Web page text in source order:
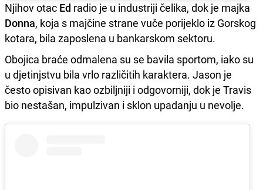
Njihov otac Ed radio je u industriji čelika, dok je majka
Donna, koja s majčine strane vuče porijeklo iz Gorskog
kotara, bila zaposlena u bankarskom sektoru.
Obojica braće odmalena su se bavila sportom, iako su
u djetinjstvu bila vrlo različitih karaktera. Jason je
često opisivan kao ozbiljniji i odgovorniji, dok je Travis
bio nestašan, impulzivan i sklon upadanju u nevolje.